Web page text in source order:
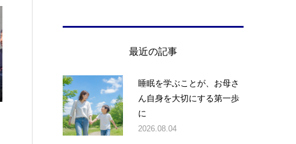
最近の記事
睡眠を学ぶことが、お母さ
ん自身を大切にする第一歩
に
2026.08.04